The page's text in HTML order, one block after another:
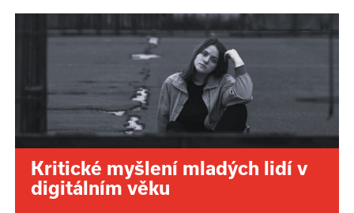
Kritické myšlení mladých lidí v
digitálním věku